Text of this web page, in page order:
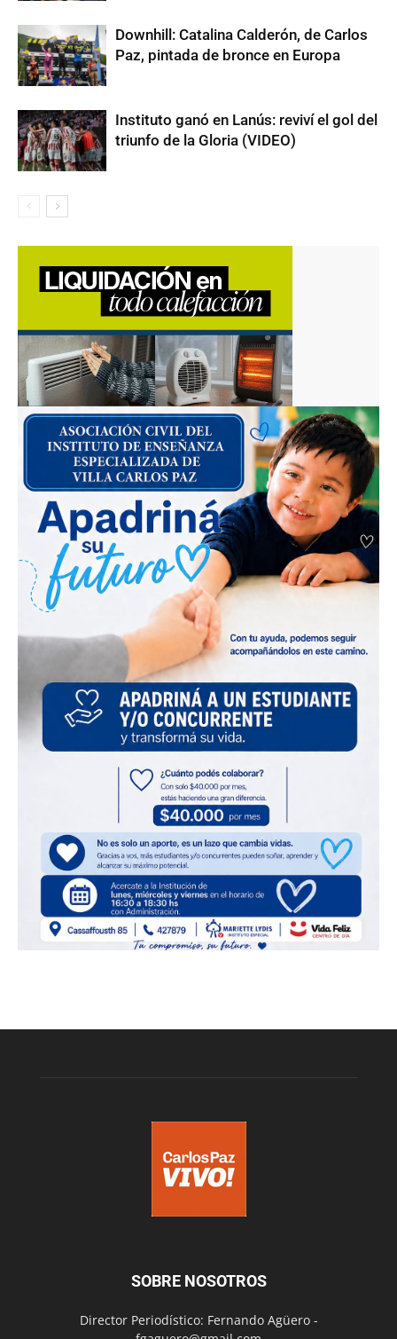
Downhill: Catalina Calderón, de Carlos
Paz, pintada de bronce en Europa
Instituto ganó en Lanús: reviví el gol del
triunfo de la Gloria (VIDEO)
SOBRE NOSOTROS
Director Periodístico: Fernando Agüero -